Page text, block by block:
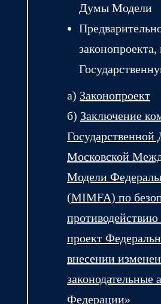
Думы Модели
законопроекта,
а) Законопроект
б) Заключение
Московской
Модели
(MIMFA) по
проект
внесении
законодательные
Федерации»